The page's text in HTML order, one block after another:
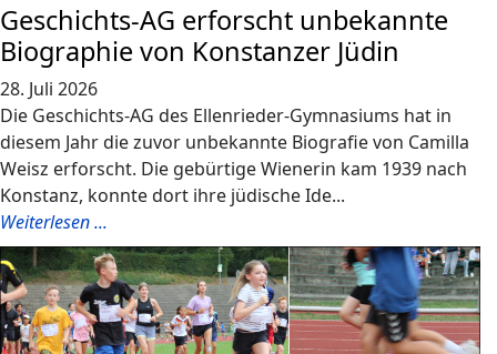
Geschichts-AG erforscht unbekannte
Biographie von Konstanzer Jüdin
28. Juli 2026
Die Geschichts-AG des Ellenrieder-Gymnasiums hat in
diesem Jahr die zuvor unbekannte Biografie von Camilla
Weisz erforscht. Die gebürtige Wienerin kam 1939 nach
Konstanz, konnte dort ihre jüdische Ide...
Weiterlesen ...